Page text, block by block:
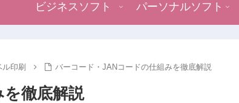
ビジネスソフト パーソナルソフト
印刷 バーコード・JANコードの仕組みを徹底解説
徹底解説